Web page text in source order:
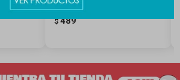
Llavero Sanrio plush - Kitty
$ 489